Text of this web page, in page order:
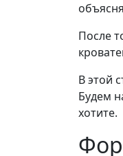
После
В этой
Будем
хотите.